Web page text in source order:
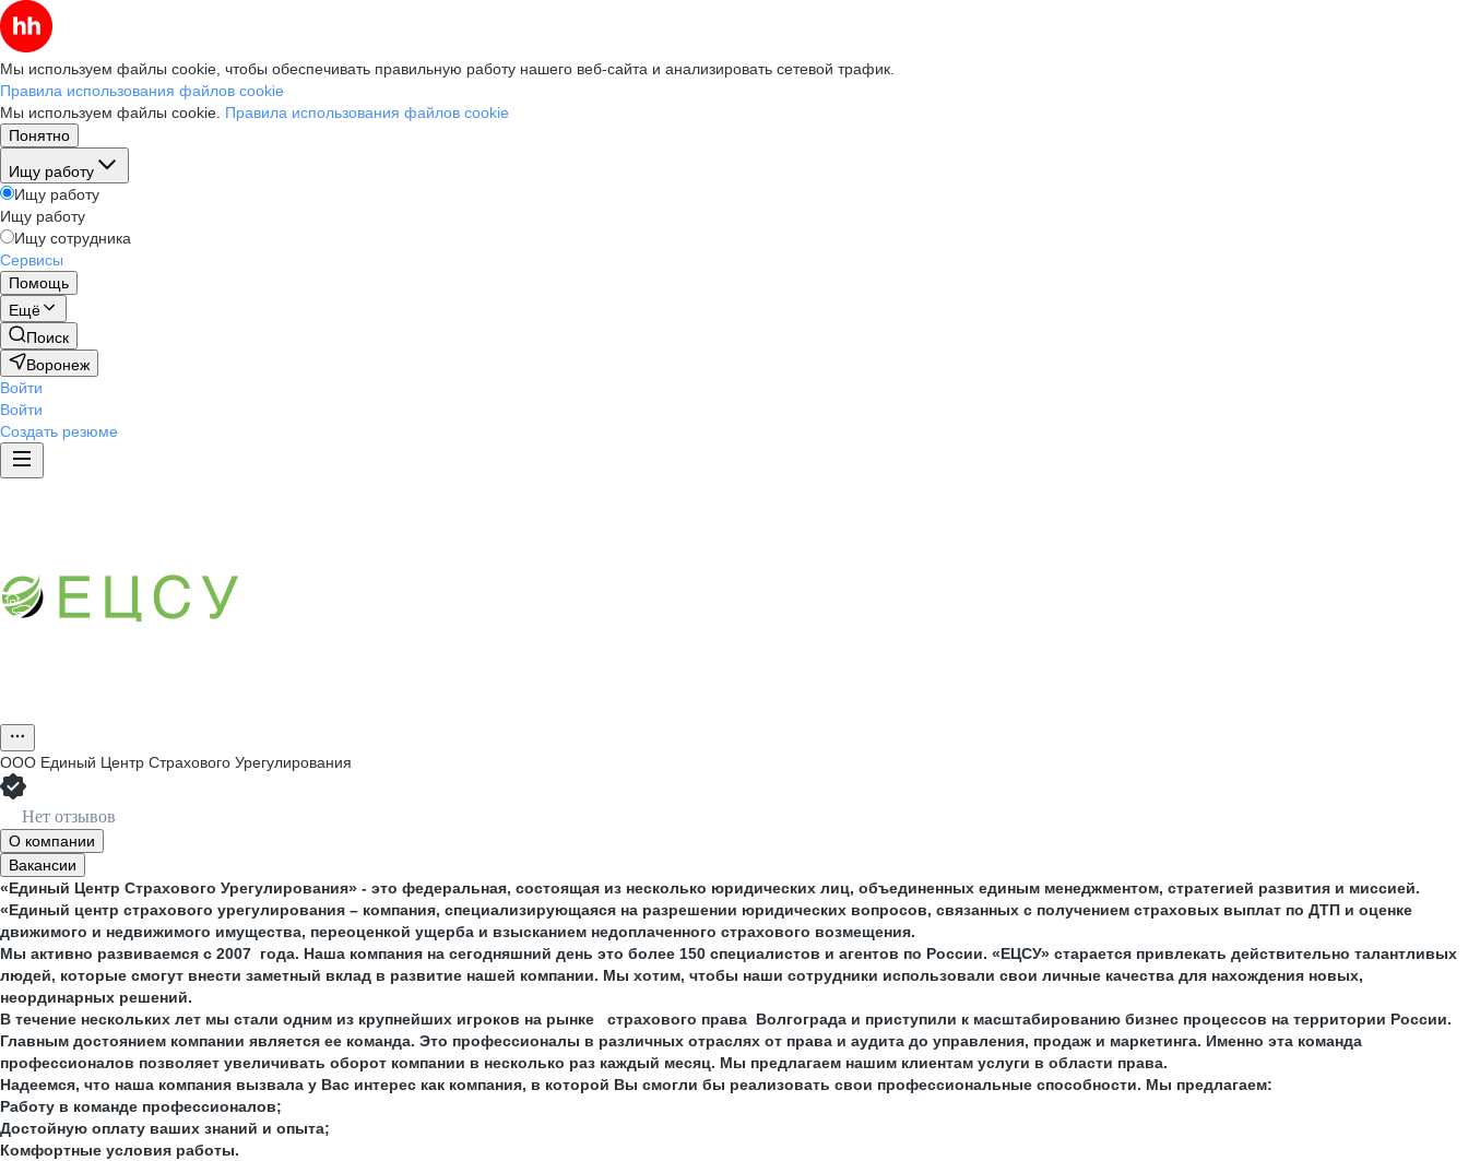
Мы используем файлы cookie, чтобы обеспечивать правильную работу нашего веб-сайта и анализировать сетевой трафик.
Правила использования файлов cookie
Мы используем файлы cookie. Правила использования файлов cookie
Понятно
Ищу работу
Ищу работу
Ищу работу
Ищу сотрудника
Сервисы
Помощь
Ещё
Поиск
Воронеж
Войти
Войти
Создать резюме
ООО Единый Центр Страхового Урегулирования
Нет отзывов
О компании
Вакансии
«Единый Центр Страхового Урегулирования» - это федеральная, состоящая из несколько юридических лиц, объединенных единым менеджментом, стратегией развития и миссией.
«Единый центр страхового урегулирования – компания, специализирующаяся на разрешении юридических вопросов, связанных с получением страховых выплат по ДТП и оценке
движимого и недвижимого имущества, переоценкой ущерба и взысканием недоплаченного страхового возмещения.
Мы активно развиваемся с 2007 года. Наша компания на сегодняшний день это более 150 специалистов и агентов по России. «ЕЦСУ» старается привлекать действительно талантливых
людей, которые смогут внести заметный вклад в развитие нашей компании. Мы хотим, чтобы наши сотрудники использовали свои личные качества для нахождения новых,
неординарных решений.
В течение нескольких лет мы стали одним из крупнейших игроков на рынке страхового права Волгограда и приступили к масштабированию бизнес процессов на территории России.
Главным достоянием компании является ее команда. Это профессионалы в различных отраслях от права и аудита до управления, продаж и маркетинга. Именно эта команда
профессионалов позволяет увеличивать оборот компании в несколько раз каждый месяц. Мы предлагаем нашим клиентам услуги в области права.
Надеемся, что наша компания вызвала у Вас интерес как компания, в которой Вы смогли бы реализовать свои профессиональные способности. Мы предлагаем:
Работу в команде профессионалов;
Достойную оплату ваших знаний и опыта;
Комфортные условия работы.